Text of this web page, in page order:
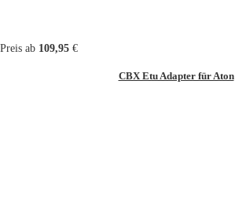
Preis ab 109,95 €
CBX Etu Adapter für Aton